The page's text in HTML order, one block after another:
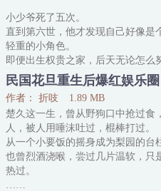
小少爷死了五次。
直到第六世，他才发现自己好像是
轻重的小角色。
即便出生权贵之家，后天无论怎么
而有一个人恰恰相反，无论他怎么
他。叫他平步青云，走的每条路都
小少爷：为什么独独要我重活一遍
小少爷：就为了再一次次看我一家
小少爷幽怨地看向那个尚未一飞冲
——等等，既然我知道他被所有人
大佬面前表现
民国花旦重生后爆红娱乐圈
作者： 折吱 1.89 MB
楚久这一生，曾从野狗口中抢过食
人，被人用唾沫吐过，棍棒打过。
从一个小要饭的摇身成为梨园的台
也曾烈酒浇喉，尝过几片温软，只
热过。
……